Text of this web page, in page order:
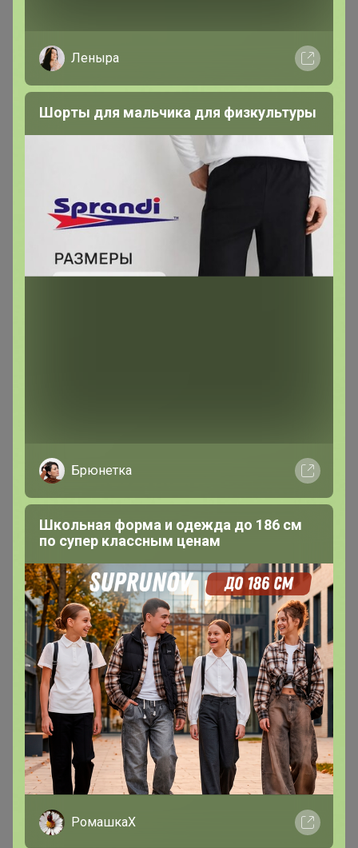
закупок?"
24 августа, 2025 23:25
Добрый день! Подскажите как посмотреть свой статус
или стаж ? Гулливер не могу заказать , пишет что для
опытных пользователей. А как мне понять я опытный
или нет ? Или когда им стану )?
Ника2017
Фанат СП
Фанат СП
В теме "PLAY TODAY WINTER & NY 2024/25
СКИДКИ!!!"
16 марта, 2025 23:32
Ника2017,
Ника2017
Фанат СП
В теме "PLAY TODAY WINTER & NY 2024/25
16 марта, 2025 23:02
Леныра
Шорты для мальчика для физкультуры
Брюнетка
Школьная форма и одежда до 186 см
по супер классным ценам
РомашкаХ